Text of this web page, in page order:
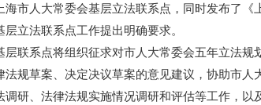
市人大常委会基层立法联系点，同时发布了《
立法联系点工作提出明确要求。
层联系点将组织征求对市人大常委会五年立法规
规草案、决定决议草案的意见建议，协助市人
研、法律法规实施情况调研和评估等工作，以